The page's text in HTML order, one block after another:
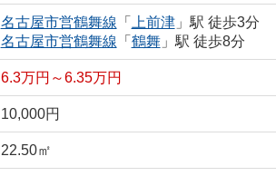
名古屋市営鶴舞線 「 上前津」駅 徒歩3分
名古屋市営鶴舞線 「 鶴舞」駅 徒歩8分
6.3万円～6.35万円
10,000円
22.50㎡